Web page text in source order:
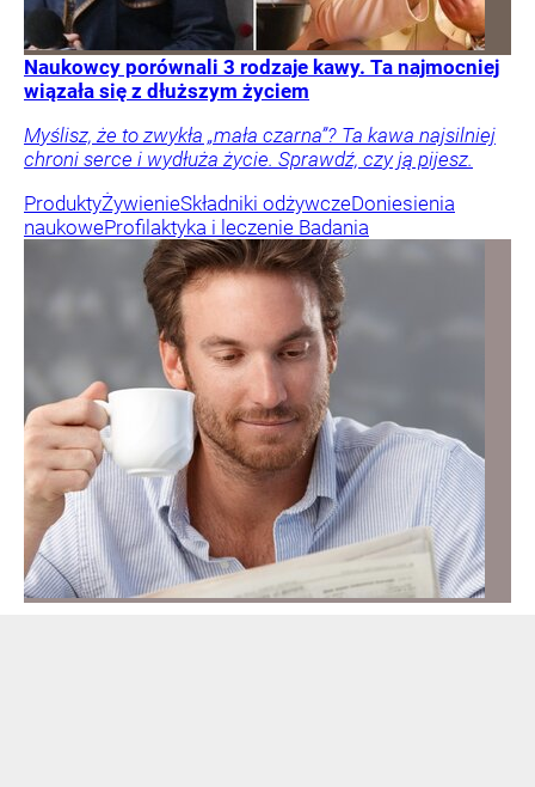
Naukowcy porównali 3 rodzaje kawy. Ta najmocniej
wiązała się z dłuższym życiem
Myślisz, że to zwykła „mała czarna”? Ta kawa najsilniej
chroni serce i wydłuża życie. Sprawdź, czy ją pijesz.
ProduktyŻywienieSkładniki odżywczeDoniesienia
naukoweProfilaktyka i leczenie Badania